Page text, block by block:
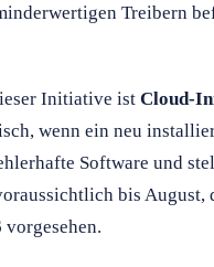
Treibern
Initiative ist Cloud-
wenn ein neu
Software und
bis
vorgesehen.